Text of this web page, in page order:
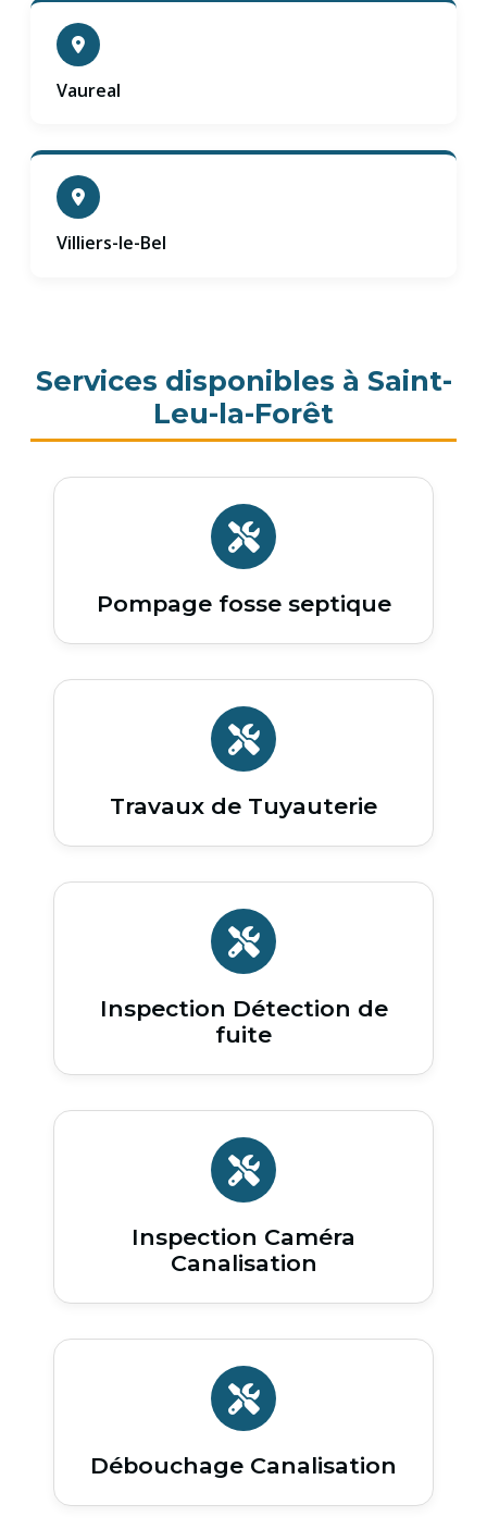
Vaureal
Villiers-le-Bel
Services disponibles à Saint-
Leu-la-Forêt
Pompage fosse septique
Travaux de Tuyauterie
Inspection Détection de
fuite
Inspection Caméra
Canalisation
Débouchage Canalisation